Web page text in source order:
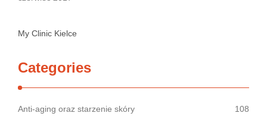
My Clinic Kielce
Categories
Anti-aging oraz starzenie skóry
108